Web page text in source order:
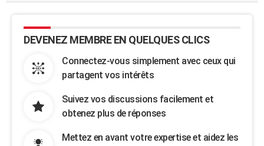
DEVENEZ MEMBRE EN QUELQUES CLICS
Connectez-vous simplement avec ceux qui
partagent vos intérêts
Suivez vos discussions facilement et
obtenez plus de réponses
Mettez en avant votre expertise et aidez les